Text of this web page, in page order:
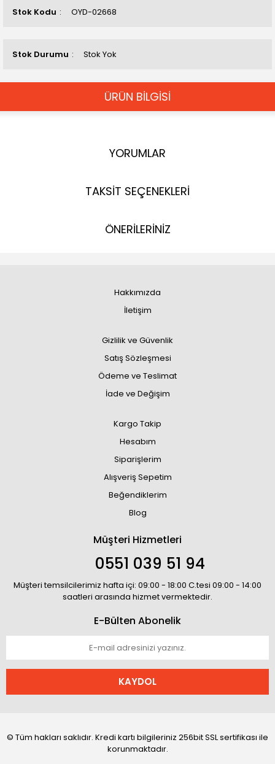
Stok Kodu OYD-02668
Stok Durumu Stok Yok
ÜRÜN BİLGİSİ
YORUMLAR
TAKSİT SEÇENEKLERİ
ÖNERİLERİNİZ
Hakkımızda
İletişim
Gizlilik ve Güvenlik
Satış Sözleşmesi
Ödeme ve Teslimat
İade ve Değişim
Kargo Takip
Hesabım
Siparişlerim
Alışveriş Sepetim
Beğendiklerim
Blog
Müşteri Hizmetleri
0551 039 51 94
Müşteri temsilcilerimiz hafta içi: 09:00 - 18:00 C.tesi 09:00 - 14:00
saatleri arasında hizmet vermektedir.
E-Bülten Abonelik
KAYDOL
© Tüm hakları saklıdır. Kredi kartı bilgileriniz 256bit SSL sertifikası ile
korunmaktadır.